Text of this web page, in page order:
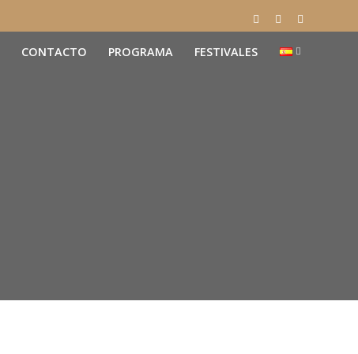
CONTACTO PROGRAMA FESTIVALES